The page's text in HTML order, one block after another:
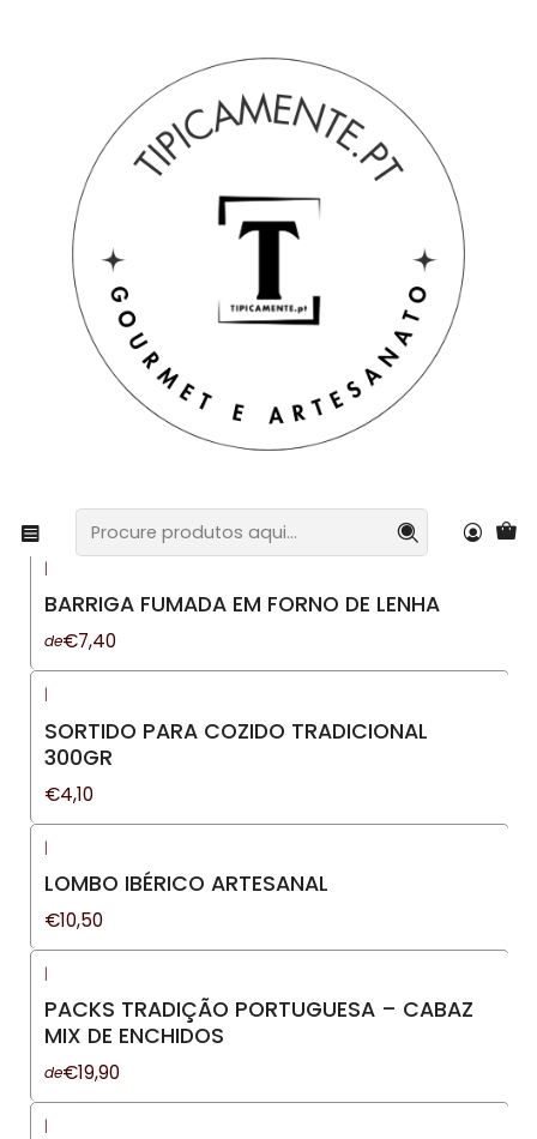
Enchidos
Filtros
ALHEIRA DE CASTANHA ARTESANAL CAIXA
COM 2 UNIDADES
€3,90
|
BARRIGA FUMADA EM FORNO DE LENHA
de€7,40
|
SORTIDO PARA COZIDO TRADICIONAL
300GR
€4,10
|
LOMBO IBÉRICO ARTESANAL
€10,50
|
PACKS TRADIÇÃO PORTUGUESA – CABAZ
MIX DE ENCHIDOS
de€19,90
|